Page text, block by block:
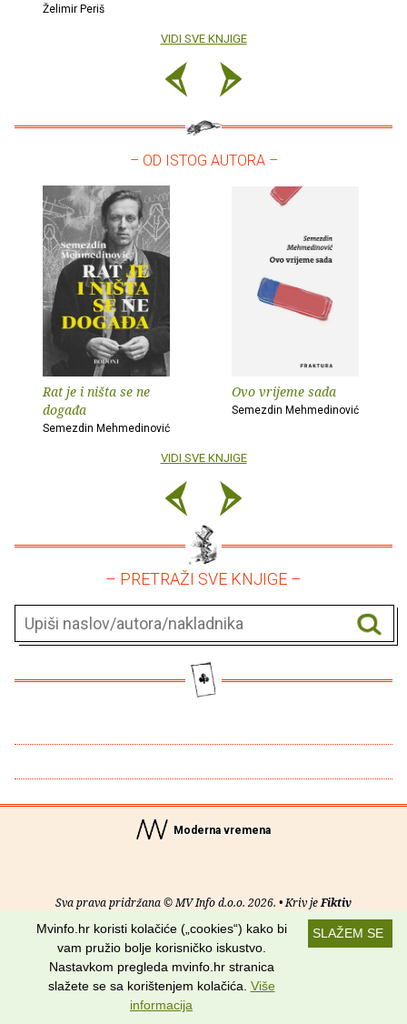
Želimir Periš
VIDI SVE KNJIGE
– OD ISTOG AUTORA –
Rat je i ništa se ne
događa
Semezdin Mehmedinović
Ovo vrijeme sada
Semezdin Mehmedinović
VIDI SVE KNJIGE
– PRETRAŽI SVE KNJIGE –
Moderna vremena
Sva prava pridržana © MV Info d.o.o. 2026. • Kriv jeFiktiv
Uvjeti korištenja RSS kanali
Potraži nas na:
SLAŽEM SE
Mvinfo.hr koristi kolačiće („cookies“) kako bi
vam pružio bolje korisničko iskustvo.
Nastavkom pregleda mvinfo.hr stranica
slažete se sa korištenjem kolačića. Više
informacija